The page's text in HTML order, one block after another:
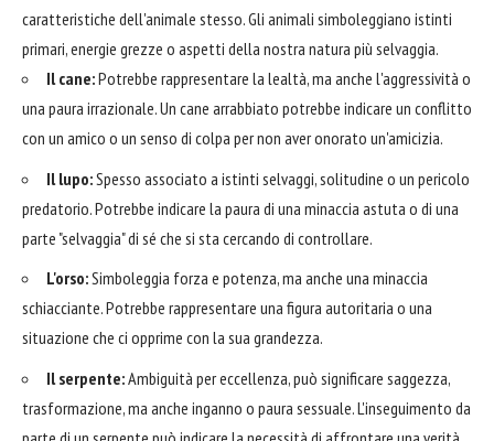
caratteristiche dell'animale stesso. Gli animali simboleggiano istinti
primari, energie grezze o aspetti della nostra natura più selvaggia.
Il cane:Potrebbe rappresentare la lealtà, ma anche l'aggressività o
una paura irrazionale. Un cane arrabbiato potrebbe indicare un conflitto
con un amico o un senso di colpa per non aver onorato un'amicizia.
Il lupo:Spesso associato a istinti selvaggi, solitudine o un pericolo
predatorio. Potrebbe indicare la paura di una minaccia astuta o di una
parte "selvaggia" di sé che si sta cercando di controllare.
L'orso:Simboleggia forza e potenza, ma anche una minaccia
schiacciante. Potrebbe rappresentare una figura autoritaria o una
situazione che ci opprime con la sua grandezza.
Il serpente:Ambiguità per eccellenza, può significare saggezza,
trasformazione, ma anche inganno o paura sessuale. L'inseguimento da